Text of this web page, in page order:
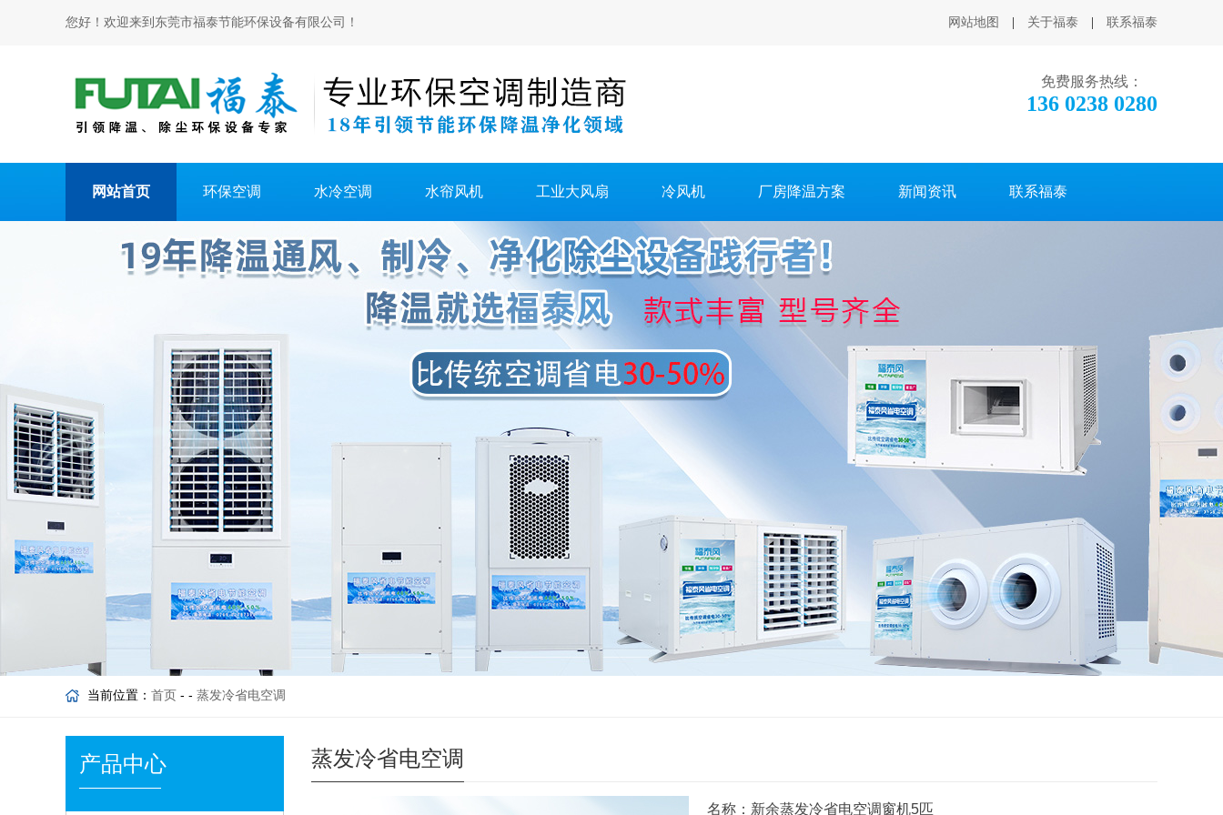
您好！欢迎来到东莞市福泰节能环保设备有限公司！ 网站地图 关于福泰 联系福泰
免费服务热线：
136 0238 0280
网站首页 环保空调 水冷空调 水帘风机 工业大风扇 冷风机 厂房降温方案 新闻资讯 联系福泰
当前位置： 首页 - - 蒸发冷省电空调
产品中心 蒸发冷省电空调
名称：新余蒸发冷省电空调窗机5匹